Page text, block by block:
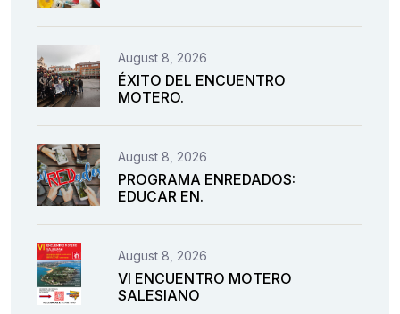
August 8, 2026
ÉXITO DEL ENCUENTRO
MOTERO.
August 8, 2026
PROGRAMA ENREDADOS:
EDUCAR EN.
August 8, 2026
VI ENCUENTRO MOTERO
SALESIANO